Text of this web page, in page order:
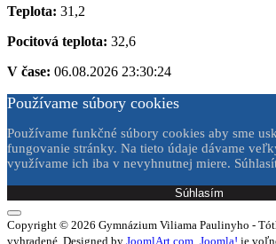
Teplota: 31,2
Pocitová teplota: 32,6
V čase: 06.08.2026 23:30:24
Používame súbory cookies
Používame funkčné súbory cookies aby sme
fungovanie stránky. Na tieto údaje dávame
využívame ich iba v nevyhnutnej miere.
Súhlasím
Copyright © 2026 Gymnázium Viliama Paulinyho -
vyhradené. Designed by JoomlArt.com Joomla! je